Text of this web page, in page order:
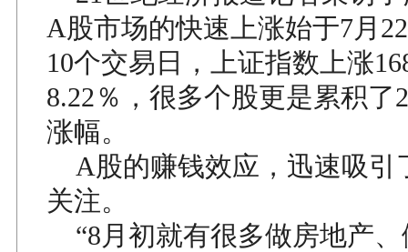
A股市场的快速上涨始于7月
10个交易日，上证指数上涨
8.22％，很多个股更是累积了
涨幅。
A股的赚钱效应，迅速吸引
关注。
“8月初就有很多做房地产、